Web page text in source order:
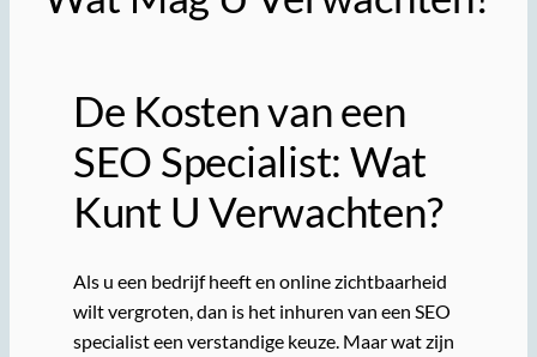
De Kosten van een
SEO Specialist: Wat
Kunt U Verwachten?
Als u een bedrijf heeft en online zichtbaarheid
wilt vergroten, dan is het inhuren van een SEO
specialist een verstandige keuze. Maar wat zijn